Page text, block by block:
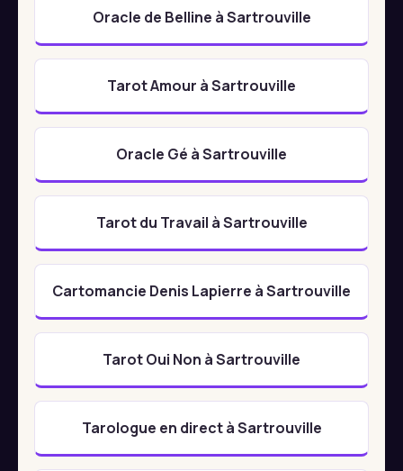
Oracle de Belline à Sartrouville
Tarot Amour à Sartrouville
Oracle Gé à Sartrouville
Tarot du Travail à Sartrouville
Cartomancie Denis Lapierre à Sartrouville
Tarot Oui Non à Sartrouville
Tarologue en direct à Sartrouville